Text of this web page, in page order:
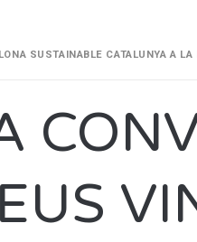
SUSTAINABLE CATALUNYA A